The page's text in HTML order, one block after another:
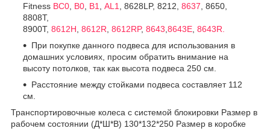
Fitness BC0 B0 B1 AL1 , 8628LP, 8212, 8637 , 8650,
8808T,
8900T, 8612H 8612R 8612RP, 8643 8643E 8643R.
При покупке данного подвеса для использования в
домашних условиях, просим обратить внимание на
высоту потолков, так как высота подвеса 250 см.
Расстояние между стойками подвеса составляет 112
см.
Транспортировочные колеса с системой блокировки Размер в
рабочем состоянии (Д*Ш*В) 130*132*250 Размер в коробке